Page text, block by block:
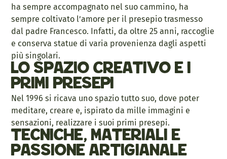
ha sempre accompagnato nel suo cammino, ha
sempre coltivato l’amore per il presepio trasmesso
dal padre Francesco. Infatti, da oltre 25 anni, raccoglie
e conserva statue di varia provenienza dagli aspetti
più singolari.
Lo spazio creativo e i
primi presepi
Nel 1996 si ricava uno spazio tutto suo, dove poter
meditare, creare e, ispirato da mille immagini e
sensazioni, realizzare i suoi primi presepi.
Tecniche, materiali e
passione artigianale